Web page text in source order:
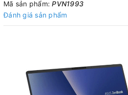
Mã sản phẩm:PVN1993
Đánh giá sản phẩm